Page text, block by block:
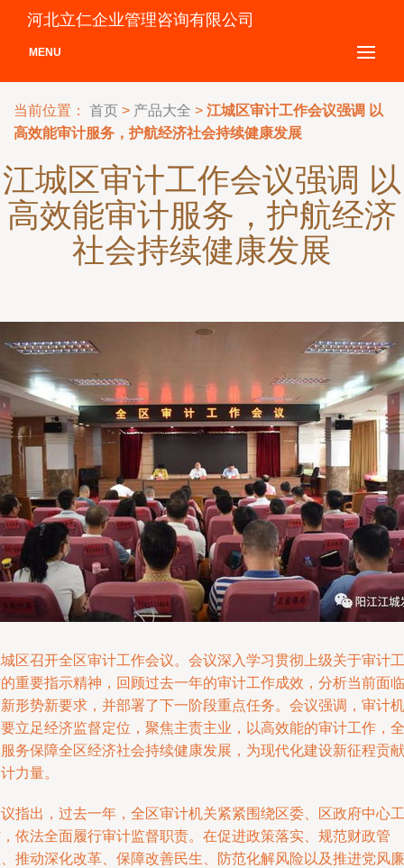
河北立仁企业管理咨询有限公司
MENU
当前位置： 首页 > 产品大全 > 江城区审计工作会议强调 以
高效能审计服务，护航经济社会持续健康发展
江城区审计工作会议强调 以
高效能审计服务，护航经济
社会持续健康发展
区召开全区审计工作会议。会议深入学习贯彻上级关于审计工
重要指示精神，回顾过去一年的审计工作成效，分析当前面临
形势新要求，并部署了下一阶段重点任务。会议强调，审计机
立足经济监督定位，聚焦主责主业，以高效能的审计工作，全
务保障全区经济社会持续健康发展，为现代化建设新征程贡献
力量。
指出，过去一年，全区审计机关紧紧围绕区委、区政府中心工
依法全面履行审计监督职责。在促进政策落实、规范财政管
推动深化改革、保障改善民生、防范化解风险以及推进党风廉